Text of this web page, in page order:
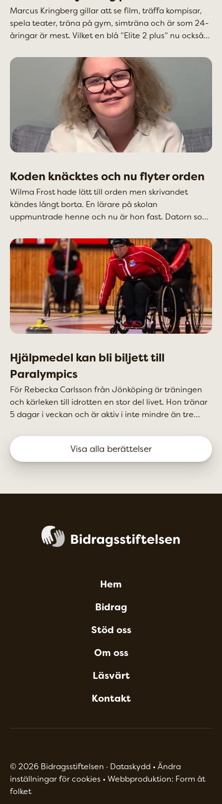
Marcus Kringberg gillar att se film, träffa kompisar,
spela teater, träna på gym, simträna och är som 24-
åringar är mest. Vilket en blå ”Elite 2 plus” nu också
Koden knäcktes och nu flyter orden
Wilma Frost hade lätt till orden men skrivandet
kändes långt borta. En lärare på skolan
uppmuntrade henne och nu är hon fast. Datorn som
verklighet har äntligen kommit fram.
Hjälpmedel kan bli biljett till
Paralympics
För Rebecka Carlsson från Jönköping är träningen
och kärleken till idrotten en stor del livet. Hon tränar
5 dagar i veckan och är aktiv i inte mindre än tre
hon tillhör landslaget. Tennisen tog hon upp förra
sommaren och har hunnit ordna med tävlingslicens
men inte börjat tävla än. Badmintonen började hon
Visa alla berättelser
Hem
Bidrag
Stöd oss
Om oss
Läsvärt
Kontakt
© 2026 Bidragsstiftelsen · Dataskydd • Ändra
inställningar för cookies • Webbproduktion: Form åt
folket